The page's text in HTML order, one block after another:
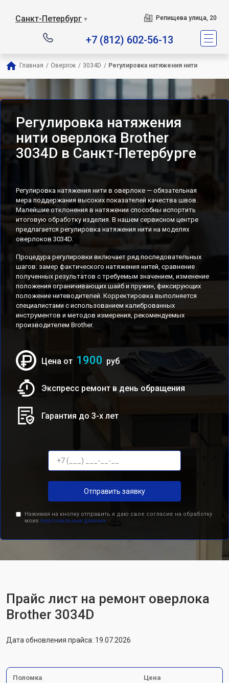
Санкт-Петербург ▼ Репищева улица, 20
+7 (812) 602-56-13
Главная / Оверлок / 3034D / Регулировка натяжения нити
Регулировка натяжения
нити оверлока Brother
3034D в Санкт-Петербурге
Регулировка натяжения нити в оверлоке — обязательная
мера поддержания высоких показателей качества швов.
Малейшие отклонения в натяжении способны испортить
итоговую обработку изделия. В нашем сервисном центре
предлагается регулировка натяжения нити на моделях
оверлоков 3034D.
Процедура регулировки включает ряд последовательных
шагов: замер фактического натяжения нитей, сравнение
полученных результатов с требуемым значением, изменение
положения ограничивающих шайб и пружин, фиксирующих
положение нитеводителей. Корректировка выполняется
специалистами с использованием калиброванных
инструментов и методов измерения, рекомендуемых
производителем Brother.
Цена от 1900 руб
Экспресс ремонт в день обращения
Гарантия до 3-х лет
Отправить заявку
Нажимая на кнопку отправить я даю свое согласие на обработку
моих персональных данных.
Прайс лист на ремонт оверлока
Brother 3034D
Дата обновления прайса: 19.07.2026
Поломка Цена